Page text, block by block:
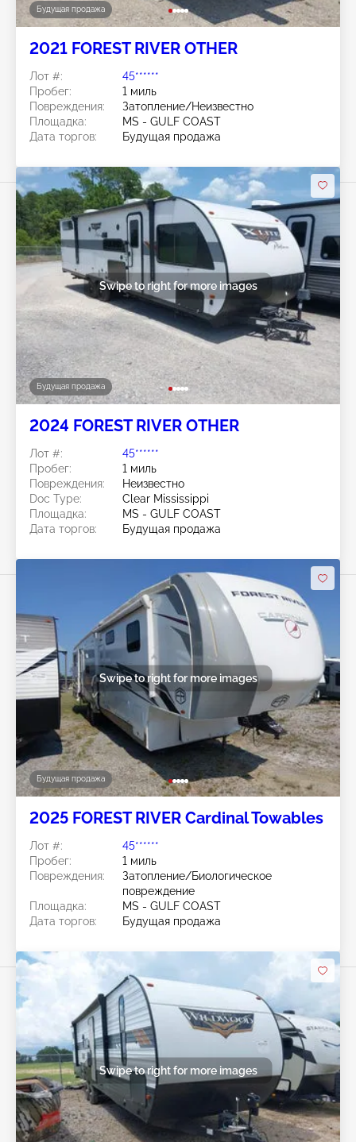
Будущая продажа
2021 FOREST RIVER OTHER
Лот #:
45******
Пробег:
1 миль
Повреждения:
Затопление/Неизвестно
Площадка:
MS - GULF COAST
Дата торгов:
Будущая продажа
Будущая продажа
Swipe to right for more images
2024 FOREST RIVER OTHER
Лот #:
45******
Пробег:
1 миль
Повреждения:
Неизвестно
Doc Type:
Clear Mississippi
Площадка:
MS - GULF COAST
Дата торгов:
Будущая продажа
Будущая продажа
Swipe to right for more images
2025 FOREST RIVER Cardinal Towables
Лот #:
45******
Пробег:
1 миль
Повреждения:
Затопление/Биологическое
повреждение
Площадка:
MS - GULF COAST
Дата торгов:
Будущая продажа
Swipe to right for more images